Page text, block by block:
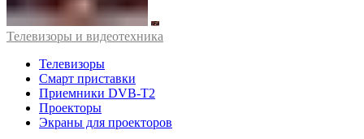
Телевизоры и видеотехника
Телевизоры
Смарт приставки
Приемники DVB-T2
Проекторы
Экраны для проекторов